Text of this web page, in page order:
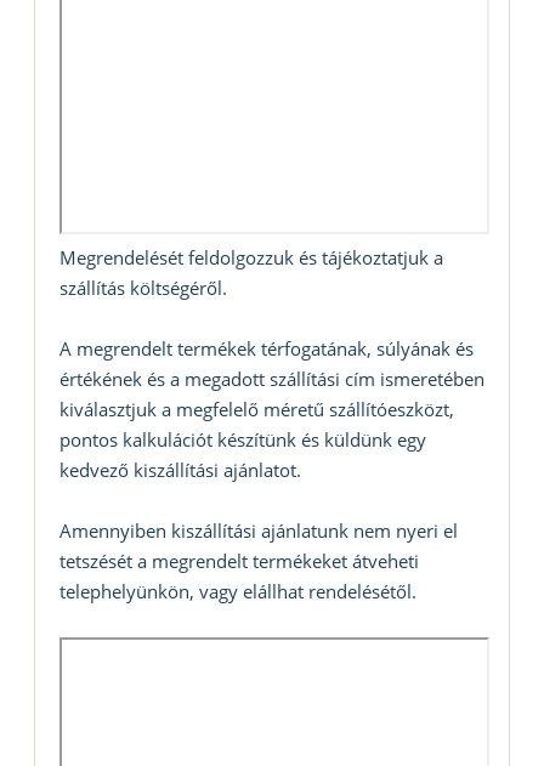
Megrendelését feldolgozzuk és tájékoztatjuk a
szállítás költségéről.
A megrendelt termékek térfogatának, súlyának és
értékének és a megadott szállítási cím ismeretében
kiválasztjuk a megfelelő méretű szállítóeszközt,
pontos kalkulációt készítünk és küldünk egy
kedvező kiszállítási ajánlatot.
Amennyiben kiszállítási ajánlatunk nem nyeri el
tetszését a megrendelt termékeket átveheti
telephelyünkön, vagy elállhat rendelésétől.